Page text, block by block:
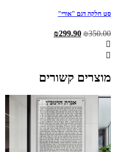
סט חלקה דגם "אורי"
₪350.00
המחיר ₪299.90
מוצרים קשורים